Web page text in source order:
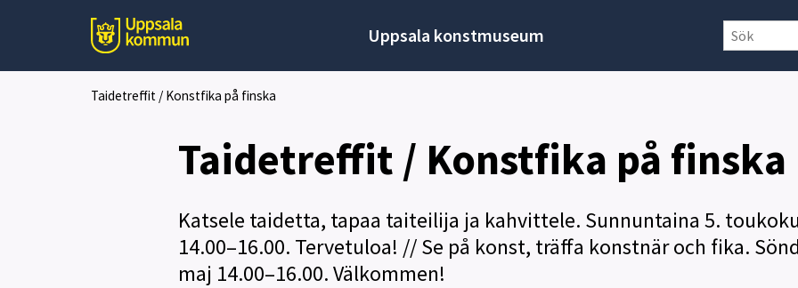
Uppsala konstmuseum
Taidetreffit / Konstfika på finska
Taidetreffit / Konstfika på finska
Katsele taidetta, tapaa taiteilija ja kahvittele. Sunnuntaina 5.
14.00–16.00. Tervetuloa! // Se på konst, träffa konstnär och fika.
maj 14.00–16.00. Välkommen!